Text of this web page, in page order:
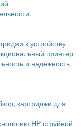
к устройству
принтер
и надёжность
картриджи для
HP струйной